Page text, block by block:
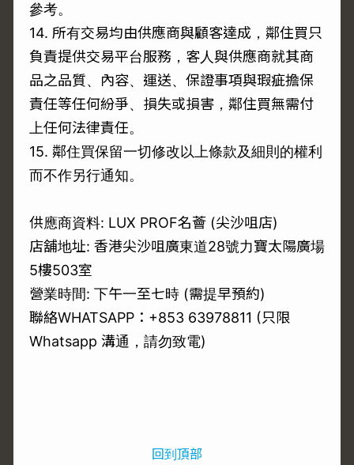
參考。
14. 所有交易均由供應商與顧客達成，鄰住買只
負責提供交易平台服務，客人與供應商就其商
品之品質、內容、運送、保證事項與瑕疵擔保
責任等任何紛爭、損失或損害，鄰住買無需付
上任何法律責任。
15. 鄰住買保留一切修改以上條款及細則的權利
而不作另行通知。
供應商資料: LUX PROF名薈 (尖沙咀店)
店舖地址: 香港尖沙咀廣東道28號力寶太陽廣場
5樓503室
營業時間: 下午一至七時 (需提早預約)
聯絡WHATSAPP：+853 63978811 (只限
Whatsapp 溝通，請勿致電)
回到頂部